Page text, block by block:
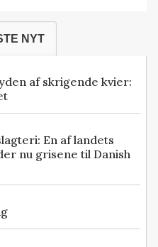
NYT
af skrigende kvier:
En af landets
nu grisene til Danish